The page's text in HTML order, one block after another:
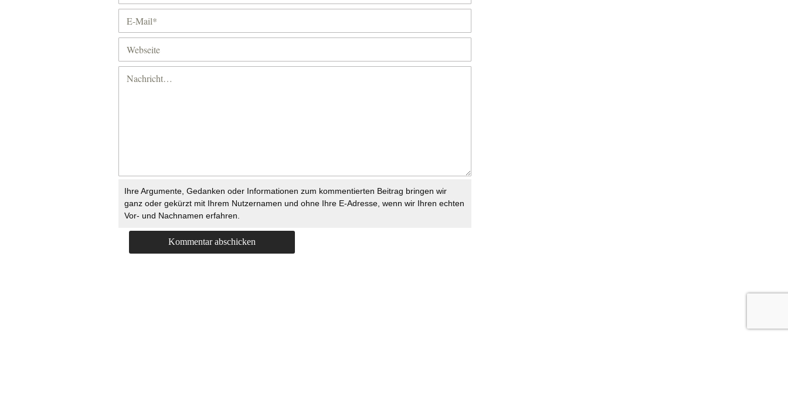
Ihre Argumente, Gedanken oder Informationen zum kommentierten Beitrag bringen wir
ganz oder gekürzt mit Ihrem Nutzernamen und ohne Ihre E-Adresse, wenn wir Ihren echten
Vor- und Nachnamen erfahren.